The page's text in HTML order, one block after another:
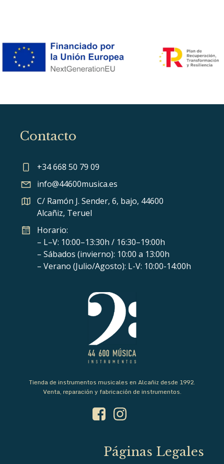
Contacto
+34 668 50 79 09
info@44600musica.es
C/ Ramón J. Sender, 6, bajo, 44600
Alcañiz, Teruel
Horario:
– L–V: 10:00–13:30h / 16:30–19:00h
– Sábados (invierno): 10:00 a 13:00h
– Verano (Julio/Agosto): L-V: 10:00-14:00h
Tienda de instrumentos musicales en Alcañiz desde 1992.
Venta, reparación y fabricación de instrumentos.
Páginas Legales